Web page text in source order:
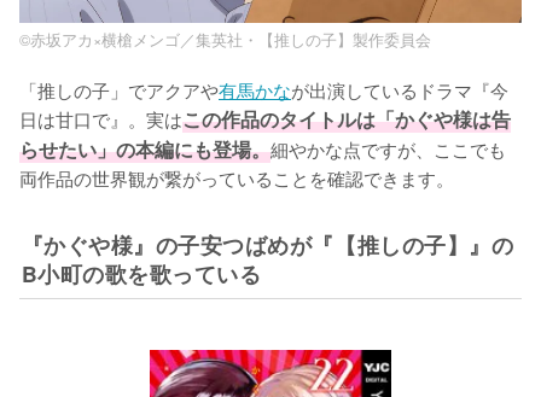
©赤坂アカ×横槍メンゴ／集英社・【推しの子】製作委員会
「推しの子」でアクアや有馬かなが出演しているドラマ『今
日は甘口で』。実はこの作品のタイトルは「かぐや様は告
らせたい」の本編にも登場。細やかな点ですが、ここでも
両作品の世界観が繋がっていることを確認できます。
『かぐや様』の子安つばめが『【推しの子】』の
B小町の歌を歌っている